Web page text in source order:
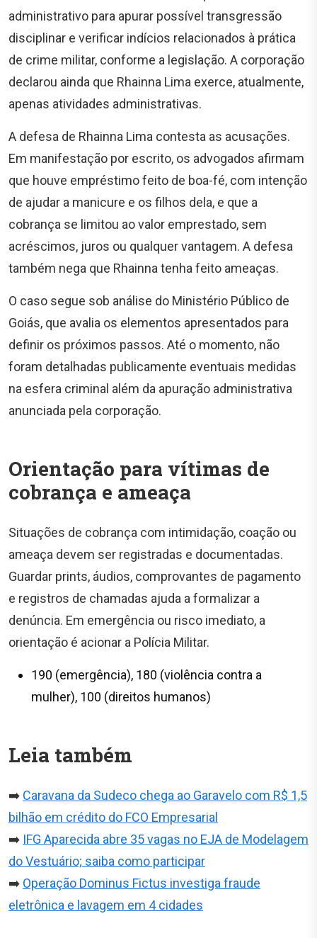
administrativo para apurar possível transgressão
disciplinar e verificar indícios relacionados à prática
de crime militar, conforme a legislação. A corporação
declarou ainda que Rhainna Lima exerce, atualmente,
apenas atividades administrativas.
A defesa de Rhainna Lima contesta as acusações.
Em manifestação por escrito, os advogados afirmam
que houve empréstimo feito de boa-fé, com intenção
de ajudar a manicure e os filhos dela, e que a
cobrança se limitou ao valor emprestado, sem
acréscimos, juros ou qualquer vantagem. A defesa
também nega que Rhainna tenha feito ameaças.
O caso segue sob análise do Ministério Público de
Goiás, que avalia os elementos apresentados para
definir os próximos passos. Até o momento, não
foram detalhadas publicamente eventuais medidas
na esfera criminal além da apuração administrativa
anunciada pela corporação.
Orientação para vítimas de
cobrança e ameaça
Situações de cobrança com intimidação, coação ou
ameaça devem ser registradas e documentadas.
Guardar prints, áudios, comprovantes de pagamento
e registros de chamadas ajuda a formalizar a
denúncia. Em emergência ou risco imediato, a
orientação é acionar a Polícia Militar.
190 (emergência), 180 (violência contra a
mulher), 100 (direitos humanos)
Leia também
➡️ Caravana da Sudeco chega ao Garavelo com R$ 1,5
bilhão em crédito do FCO Empresarial
➡️ IFG Aparecida abre 35 vagas no EJA de Modelagem
do Vestuário; saiba como participar
➡️ Operação Dominus Fictus investiga fraude
eletrônica e lavagem em 4 cidades